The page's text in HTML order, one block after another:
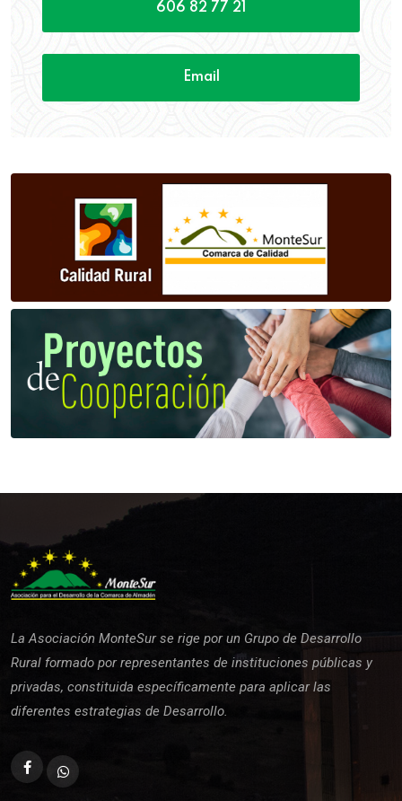
606 82 77 21
Email
La Asociación MonteSur se rige por un Grupo de Desarrollo
Rural formado por representantes de instituciones públicas y
privadas, constituida específicamente para aplicar las
diferentes estrategias de Desarrollo.